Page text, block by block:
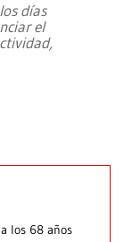
días
el
los 68 años